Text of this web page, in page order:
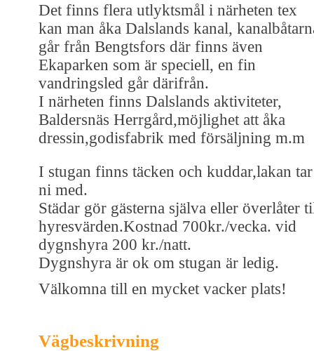
Det finns flera utlyktsmål i närheten tex
kan man åka Dalslands kanal,
går från Bengtsfors där finns även
Ekaparken som är speciell, en fin
vandringsled går därifrån.
I närheten finns Dalslands aktiviteter,
Baldersnäs Herrgård,möjlighet att åka
dressin,godisfabrik med försäljning m.m
I stugan finns täcken och kuddar,lakan tar
ni med.
Städar gör gästerna själva eller överlåter
hyresvärden.Kostnad 700kr./vecka. vid
dygnshyra 200 kr./natt.
Dygnshyra är ok om stugan är ledig.
Välkomna till en mycket vacker plats!
Vägbeskrivning